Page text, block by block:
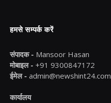
हमसे सम्पर्क करें
संपादक - Mansoor Hasan
मोबाइल - +91 9300847172
ईमेल - admin@newshint24.com
कार्यालय